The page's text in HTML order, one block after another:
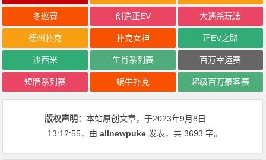
冬巡赛 创造正EV 大逃杀玩法
德州扑克 扑克女神 正EV之路
沙西米 生肖系列赛 百万幸运赛
短牌系列赛 蜗牛扑克 超级百万豪客赛
版权声明：本站原创文章，于2023年9月8日
13:12:55，由allnewpuke 发表，共 3693 字。